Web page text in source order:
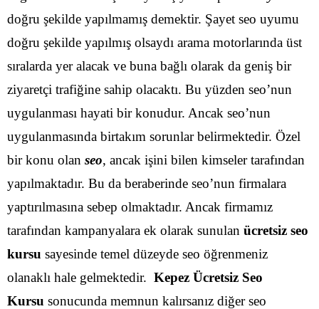
doğru şekilde yapılmamış demektir. Şayet seo uyumu
doğru şekilde yapılmış olsaydı arama motorlarında üst
sıralarda yer alacak ve buna bağlı olarak da geniş bir
ziyaretçi trafiğine sahip olacaktı. Bu yüzden seo’nun
uygulanması hayati bir konudur. Ancak seo’nun
uygulanmasında birtakım sorunlar belirmektedir. Özel
bir konu olan seo, ancak işini bilen kimseler tarafından
yapılmaktadır. Bu da beraberinde seo’nun firmalara
yaptırılmasına sebep olmaktadır. Ancak firmamız
tarafından kampanyalara ek olarak sunulan ücretsiz seo
kursu sayesinde temel düzeyde seo öğrenmeniz
olanaklı hale gelmektedir. Kepez Ücretsiz Seo
Kursu sonucunda memnun kalırsanız diğer seo